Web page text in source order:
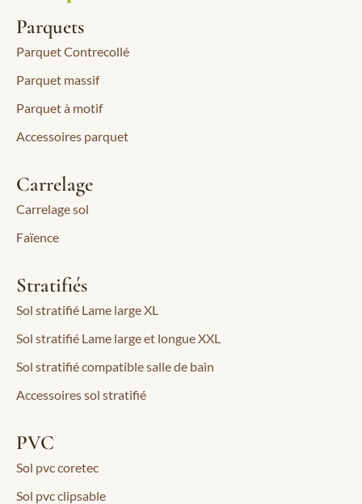
Parquets
Parquet Contrecollé
Parquet massif
Parquet à motif
Accessoires parquet
Carrelage
Carrelage sol
Faïence
Stratifiés
Sol stratifié Lame large XL
Sol stratifié Lame large et longue XXL
Sol stratifié compatible salle de bain
Accessoires sol stratifié
PVC
Sol pvc coretec
Sol pvc clipsable